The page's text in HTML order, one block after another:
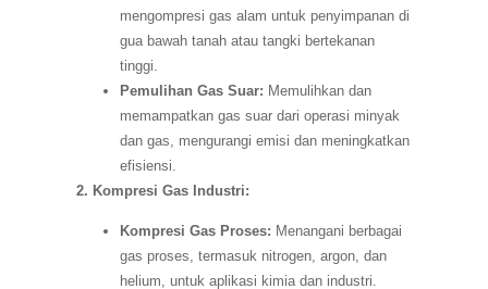
mengompresi gas alam untuk penyimpanan di
gua bawah tanah atau tangki bertekanan
tinggi.
Pemulihan Gas Suar: Memulihkan dan
memampatkan gas suar dari operasi minyak
dan gas, mengurangi emisi dan meningkatkan
efisiensi.
2. Kompresi Gas Industri:
Kompresi Gas Proses: Menangani berbagai
gas proses, termasuk nitrogen, argon, dan
helium, untuk aplikasi kimia dan industri.